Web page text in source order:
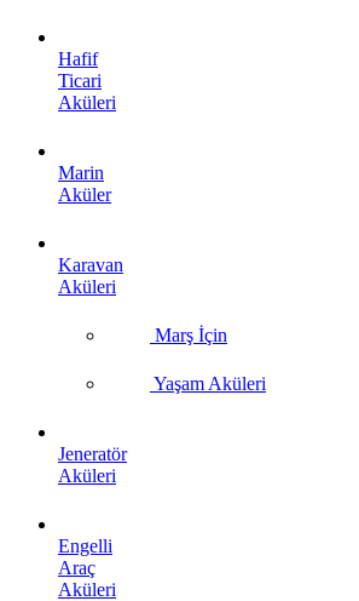
Hafif
Ticari
Aküleri
Marin
Aküler
Karavan
Aküleri
Marş İçin
Yaşam Aküleri
Jeneratör
Aküleri
Engelli
Araç
Aküleri